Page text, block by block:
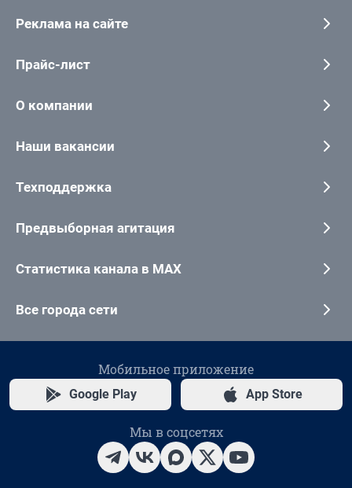
Реклама на сайте
Прайс-лист
О компании
Наши вакансии
Техподдержка
Предвыборная агитация
Статистика канала в MAX
Все города сети
Мобильное приложение
Google Play App Store
Мы в соцсетях